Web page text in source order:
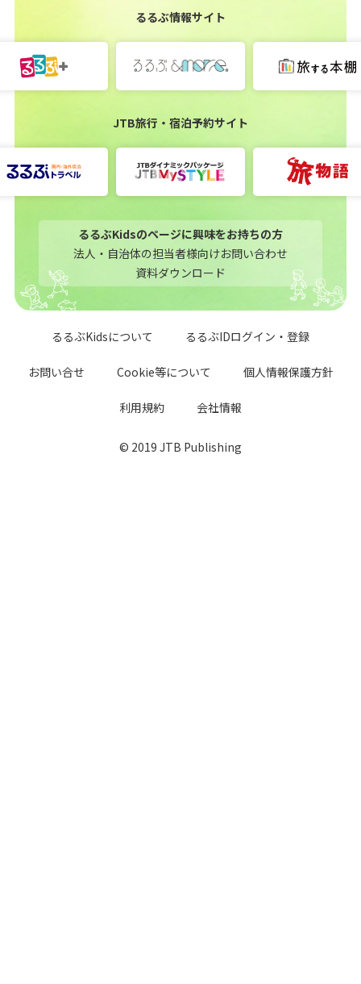
るるぶ情報サイト
JTB旅行・宿泊予約サイト
るるぶKidsのページに興味をお持ちの方
法人・自治体の担当者様向けお問い合わせ
資料ダウンロード
るるぶKidsについて るるぶIDログイン・登録
お問い合せ Cookie等について 個人情報保護方針
利用規約 会社情報
© 2019 JTB Publishing